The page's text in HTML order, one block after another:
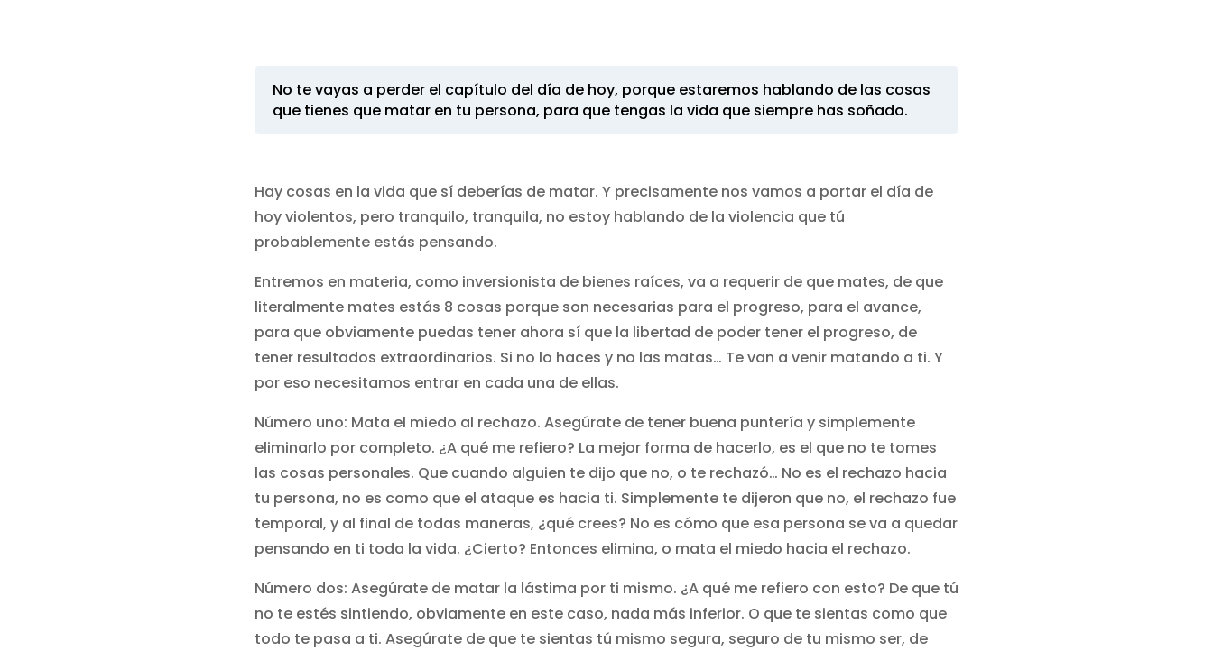
No te vayas a perder el capítulo del día de hoy, porque estaremos hablando de las cosas
que tienes que matar en tu persona, para que tengas la vida que siempre has soñado.
Hay cosas en la vida que sí deberías de matar. Y precisamente nos vamos a portar el día de
hoy violentos, pero tranquilo, tranquila, no estoy hablando de la violencia que tú
probablemente estás pensando.
Entremos en materia, como inversionista de bienes raíces, va a requerir de que mates, de que
literalmente mates estás 8 cosas porque son necesarias para el progreso, para el avance,
para que obviamente puedas tener ahora sí que la libertad de poder tener el progreso, de
tener resultados extraordinarios. Si no lo haces y no las matas… Te van a venir matando a ti. Y
por eso necesitamos entrar en cada una de ellas.
Número uno: Mata el miedo al rechazo. Asegúrate de tener buena puntería y simplemente
eliminarlo por completo. ¿A qué me refiero? La mejor forma de hacerlo, es el que no te tomes
las cosas personales. Que cuando alguien te dijo que no, o te rechazó… No es el rechazo hacia
tu persona, no es como que el ataque es hacia ti. Simplemente te dijeron que no, el rechazo fue
temporal, y al final de todas maneras, ¿qué crees? No es cómo que esa persona se va a quedar
pensando en ti toda la vida. ¿Cierto? Entonces elimina, o mata el miedo hacia el rechazo.
Número dos: Asegúrate de matar la lástima por ti mismo. ¿A qué me refiero con esto? De que tú
no te estés sintiendo, obviamente en este caso, nada más inferior. O que te sientas como que
todo te pasa a ti. Asegúrate de que te sientas tú mismo segura, seguro de tu mismo ser, de